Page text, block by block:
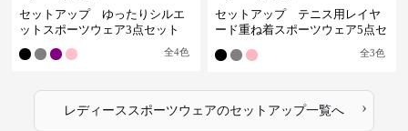
セットアップ ゆったりシルエ
ットスポーツウェア3点セット
全4色
セットアップ テニス用レイヤ
ード重ね着スポーツウェア5点セ
全3色
レディーススポーツウェアのセットアップ一覧へ ›